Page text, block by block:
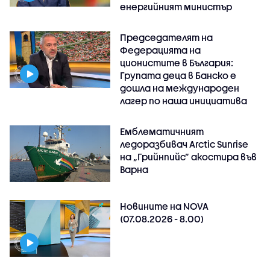
енергийният министър
Председателят на
Федерацията на
ционистите в България:
Групата деца в Банско е
дошла на международен
лагер по наша инициатива
Емблематичният
ледоразбивач Arctic Sunrise
на „Грийнпийс” акостира във
Варна
Новините на NOVA
(07.08.2026 - 8.00)